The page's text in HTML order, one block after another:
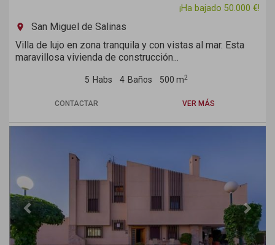
¡Ha bajado 50.000 €!
room
San Miguel de Salinas
Villa de lujo en zona tranquila y con vistas al mar. Esta
maravillosa vivienda de construcción...
5 Habs 4 Baños 500 m2
CONTACTAR VER MÁS
Previous Next